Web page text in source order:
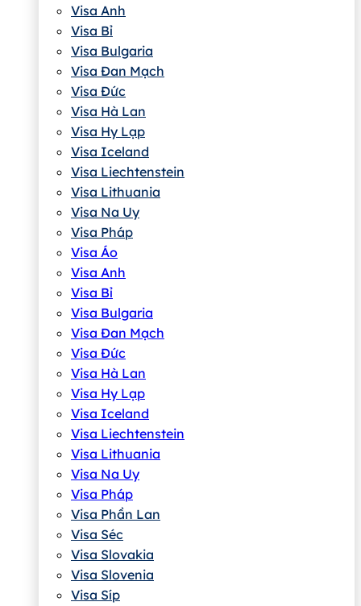
Visa Anh
Visa Bỉ
Visa Bulgaria
Visa Đan Mạch
Visa Đức
Visa Hà Lan
Visa Hy Lạp
Visa Iceland
Visa Liechtenstein
Visa Lithuania
Visa Na Uy
Visa Pháp
Visa Áo
Visa Anh
Visa Bỉ
Visa Bulgaria
Visa Đan Mạch
Visa Đức
Visa Hà Lan
Visa Hy Lạp
Visa Iceland
Visa Liechtenstein
Visa Lithuania
Visa Na Uy
Visa Pháp
Visa Phần Lan
Visa Séc
Visa Slovakia
Visa Slovenia
Visa Síp